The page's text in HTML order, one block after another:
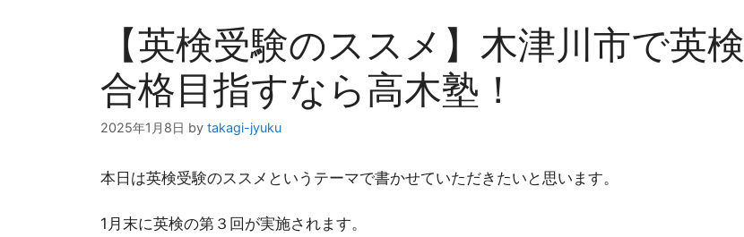
【英検受験のススメ】木津川市で英検
合格目指すなら高木塾！
2025年1月8日 by takagi-jyuku
本日は英検受験のススメというテーマで書かせていただきたいと思います。
1月末に英検の第３回が実施されます。